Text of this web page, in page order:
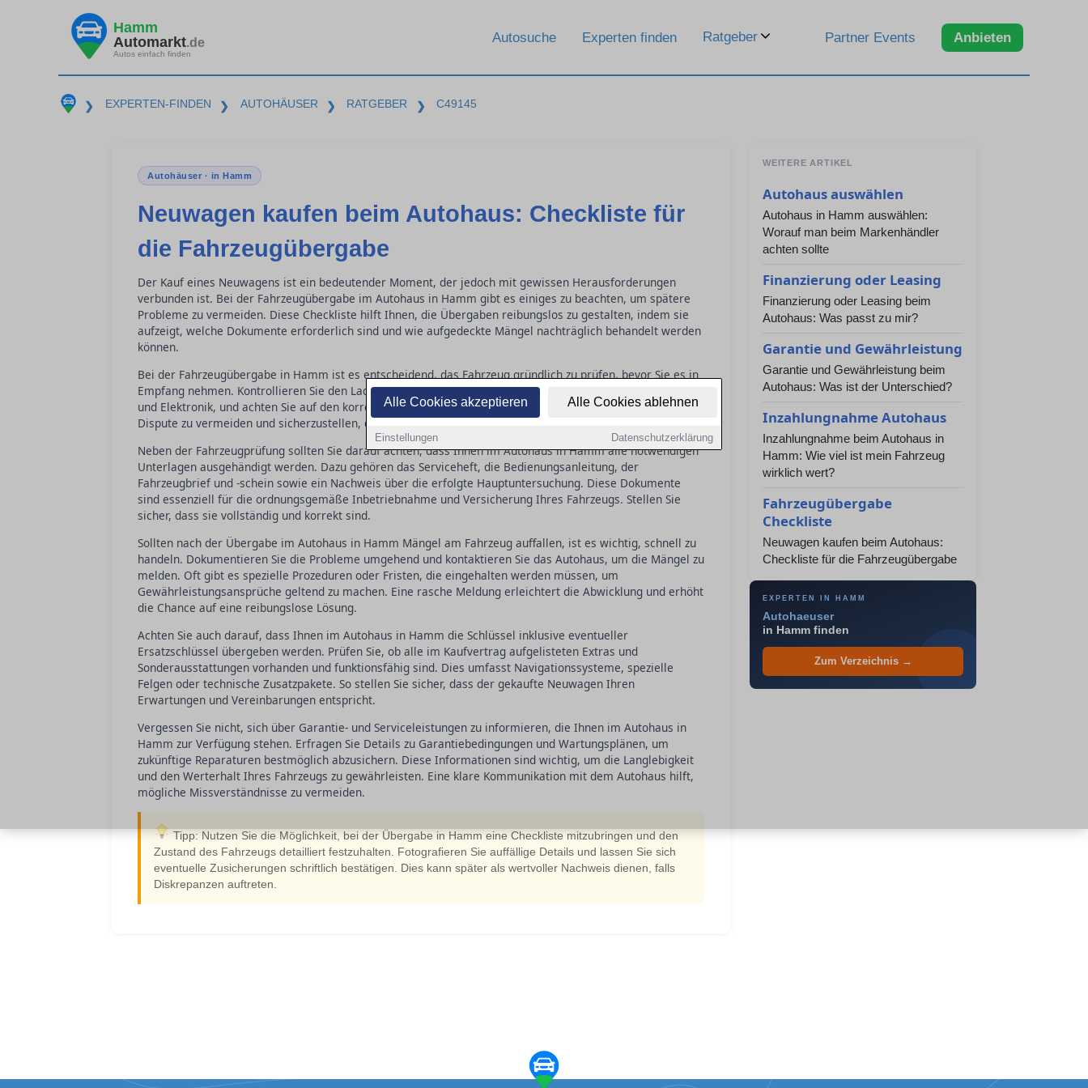
Alle Cookies akzeptieren Alle Cookies ablehnen
Einstellungen Datenschutzerklärung
Hamm
Automarkt.de
Autos einfach finden
Autosuche Experten finden Ratgeber Partner Events Anbieten
❯ EXPERTEN-FINDEN ❯ AUTOHÄUSER ❯ RATGEBER ❯ C49145
Autohäuser · in Hamm
Neuwagen kaufen beim Autohaus: Checkliste für
die Fahrzeugübergabe
Der Kauf eines Neuwagens ist ein bedeutender Moment, der jedoch mit gewissen Herausforderungen
verbunden ist. Bei der Fahrzeugübergabe im Autohaus in Hamm gibt es einiges zu beachten, um spätere
Probleme zu vermeiden. Diese Checkliste hilft Ihnen, die Übergaben reibungslos zu gestalten, indem sie
aufzeigt, welche Dokumente erforderlich sind und wie aufgedeckte Mängel nachträglich behandelt werden
können.
Bei der Fahrzeugübergabe in Hamm ist es entscheidend, das Fahrzeug gründlich zu prüfen, bevor Sie es in
Empfang nehmen. Kontrollieren Sie den Lack auf Kratzer, überprüfen Sie alle Funktionen, wie Beleuchtung
und Elektronik, und achten Sie auf den korrekten Kilometerstand. Solche Inspektionen helfen, spätere
Dispute zu vermeiden und sicherzustellen, dass das Auto in einwandfreiem Zustand ist.
Neben der Fahrzeugprüfung sollten Sie darauf achten, dass Ihnen im Autohaus in Hamm alle notwendigen
Unterlagen ausgehändigt werden. Dazu gehören das Serviceheft, die Bedienungsanleitung, der
Fahrzeugbrief und -schein sowie ein Nachweis über die erfolgte Hauptuntersuchung. Diese Dokumente
sind essenziell für die ordnungsgemäße Inbetriebnahme und Versicherung Ihres Fahrzeugs. Stellen Sie
sicher, dass sie vollständig und korrekt sind.
Sollten nach der Übergabe im Autohaus in Hamm Mängel am Fahrzeug auffallen, ist es wichtig, schnell zu
handeln. Dokumentieren Sie die Probleme umgehend und kontaktieren Sie das Autohaus, um die Mängel zu
melden. Oft gibt es spezielle Prozeduren oder Fristen, die eingehalten werden müssen, um
Gewährleistungsansprüche geltend zu machen. Eine rasche Meldung erleichtert die Abwicklung und erhöht
die Chance auf eine reibungslose Lösung.
Achten Sie auch darauf, dass Ihnen im Autohaus in Hamm die Schlüssel inklusive eventueller
Ersatzschlüssel übergeben werden. Prüfen Sie, ob alle im Kaufvertrag aufgelisteten Extras und
Sonderausstattungen vorhanden und funktionsfähig sind. Dies umfasst Navigationssysteme, spezielle
Felgen oder technische Zusatzpakete. So stellen Sie sicher, dass der gekaufte Neuwagen Ihren
Erwartungen und Vereinbarungen entspricht.
Vergessen Sie nicht, sich über Garantie- und Serviceleistungen zu informieren, die Ihnen im Autohaus in
Hamm zur Verfügung stehen. Erfragen Sie Details zu Garantiebedingungen und Wartungsplänen, um
zukünftige Reparaturen bestmöglich abzusichern. Diese Informationen sind wichtig, um die Langlebigkeit
und den Werterhalt Ihres Fahrzeugs zu gewährleisten. Eine klare Kommunikation mit dem Autohaus hilft,
mögliche Missverständnisse zu vermeiden.
Tipp: Nutzen Sie die Möglichkeit, bei der Übergabe in Hamm eine Checkliste mitzubringen und den
Zustand des Fahrzeugs detailliert festzuhalten. Fotografieren Sie auffällige Details und lassen Sie sich
eventuelle Zusicherungen schriftlich bestätigen. Dies kann später als wertvoller Nachweis dienen, falls
Diskrepanzen auftreten.
WEITERE ARTIKEL
Autohaus auswählen
Autohaus in Hamm auswählen:
Worauf man beim Markenhändler
achten sollte
Finanzierung oder Leasing
Finanzierung oder Leasing beim
Autohaus: Was passt zu mir?
Garantie und Gewährleistung
Garantie und Gewährleistung beim
Autohaus: Was ist der Unterschied?
Inzahlungnahme Autohaus
Inzahlungnahme beim Autohaus in
Hamm: Wie viel ist mein Fahrzeug
wirklich wert?
Fahrzeugübergabe
Checkliste
Neuwagen kaufen beim Autohaus:
Checkliste für die Fahrzeugübergabe
EXPERTEN IN HAMM
Autohaeuser
in Hamm finden
Zum Verzeichnis →